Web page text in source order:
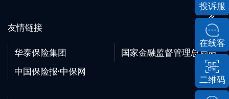
投诉服
务
在线客
服
二维码
友情链接
华泰保险集团
国家金融监督管理总局
中国保险报·中保网